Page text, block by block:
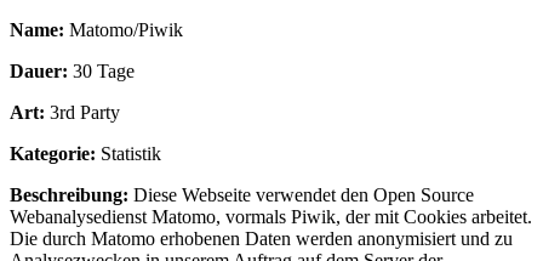
Name: Matomo/Piwik
Dauer: 30 Tage
Art: 3rd Party
Kategorie: Statistik
Beschreibung: Diese Webseite verwendet den Open Source
Webanalysedienst Matomo, vormals Piwik, der mit Cookies arbeitet.
Die durch Matomo erhobenen Daten werden anonymisiert und zu